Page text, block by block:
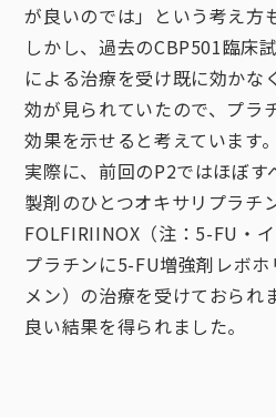
が良いのでは」という考え方
しかし、過去のCBP501臨床
による治療を受け既に効かな
効が見られていたので、プラ
効果を示せると考えています。
実際に、前回のP2ではほぼ
製剤のひとつオキサリプラチ
FOLFIRIINOX（注：5-FU・
プラチンに5-FU増強剤レボ
メン）の治療を受けておられ
良い結果を得られました。